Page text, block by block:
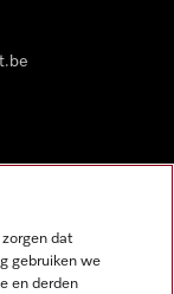
dat
gebruiken we
en derden